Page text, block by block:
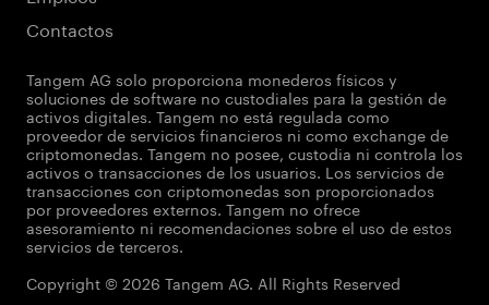
Contactos
Tangem AG solo proporciona monederos físicos y
soluciones de software no custodiales para la gestión de
activos digitales. Tangem no está regulada como
proveedor de servicios financieros ni como exchange de
criptomonedas. Tangem no posee, custodia ni controla los
activos o transacciones de los usuarios. Los servicios de
transacciones con criptomonedas son proporcionados
por proveedores externos. Tangem no ofrece
asesoramiento ni recomendaciones sobre el uso de estos
servicios de terceros.